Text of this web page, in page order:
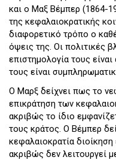
και ο Μαξ Βέμπερ (1864-
της κεφαλαιοκρατικής
διαφορετικό τρόπο ο
όψεις της. Οι πολιτικές
επιστημολογία τους
τους είναι
Ο Μαρξ δείχνει πως το
επικράτηση των
ακριβώς το ίδιο
τους κράτος. Ο Βέμπερ
κεφαλαιοκρατία διοίκηση
ακριβώς δεν λειτουργεί